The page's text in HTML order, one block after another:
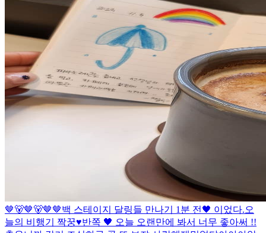
🤎🐻🤎🐻🤎🤎백 스테이지 달링들 만나기 1분 전🖤 이었다.오
늘의 비행기 짝꿍♥반쪽 🖤 오늘 오랜만에 봐서 너무 좋아써 !!